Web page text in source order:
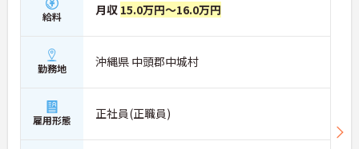
給料 月収 15.0万円～16.0万円
勤務地 沖縄県 中頭郡中城村
雇用形態 正社員(正職員)